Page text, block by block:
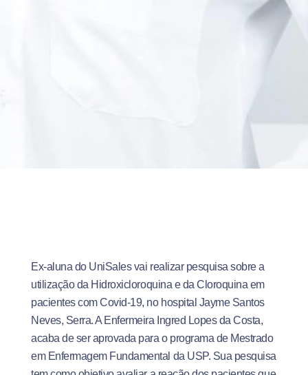
Ex-aluna do UniSales vai realizar pesquisa sobre a
utilização da Hidroxicloroquina e da Cloroquina em
pacientes com Covid-19, no hospital Jayme Santos
Neves, Serra. A Enfermeira Ingred Lopes da Costa,
acaba de ser aprovada para o programa de Mestrado
em Enfermagem Fundamental da USP. Sua pesquisa